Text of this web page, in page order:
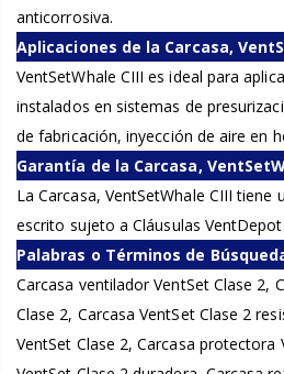
anticorrosiva.
Aplicaciones de la Carcasa,
VentSetWhale CIII es ideal para
instalados en sistemas de
de fabricación, inyección de aire en
Garantía de la Carcasa,
La Carcasa, VentSetWhale CIII tiene
escrito sujeto a Cláusulas VentDepot.
Palabras o Términos de
Carcasa ventilador VentSet Clase 2,
Clase 2, Carcasa VentSet Clase 2
VentSet Clase 2, Carcasa protectora